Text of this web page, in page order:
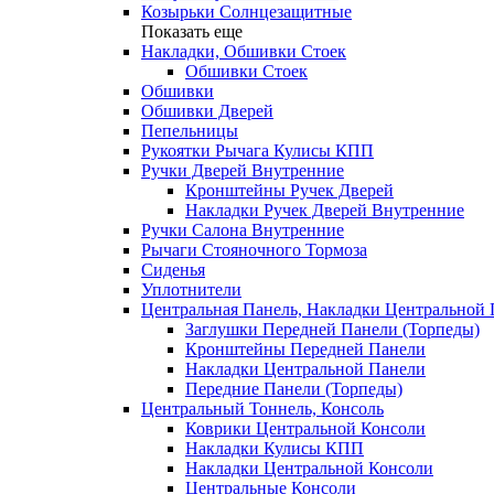
Козырьки Солнцезащитные
Показать еще
Накладки, Обшивки Стоек
Обшивки Стоек
Обшивки
Обшивки Дверей
Пепельницы
Рукоятки Рычага Кулисы КПП
Ручки Дверей Внутренние
Кронштейны Ручек Дверей
Накладки Ручек Дверей Внутренние
Ручки Салона Внутренние
Рычаги Стояночного Тормоза
Сиденья
Уплотнители
Центральная Панель, Накладки Центральной
Заглушки Передней Панели (Торпеды)
Кронштейны Передней Панели
Накладки Центральной Панели
Передние Панели (Торпеды)
Центральный Тоннель, Консоль
Коврики Центральной Консоли
Накладки Кулисы КПП
Накладки Центральной Консоли
Центральные Консоли